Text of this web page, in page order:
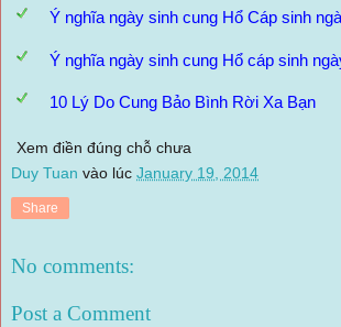
Ý nghĩa ngày sinh cung Hổ Cáp sinh
Ý nghĩa ngày sinh cung Hổ cáp sinh
10 Lý Do Cung Bảo Bình Rời Xa Bạn
Xem điền đúng chỗ chưa
Duy Tuan vào lúc January 19, 2014
Share
No comments:
Post a Comment